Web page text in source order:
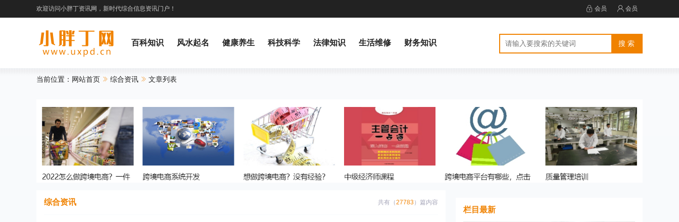
欢迎访问小胖丁资讯网，新时代综合信息资讯门户！ 会员 会员
百科知识 风水起名 健康养生 科技科学 法律知识 生活维修 财务知识
当前位置： 网站首页 综合资讯 文章列表
综合资讯 共有（27783）篇内容
栏目最新